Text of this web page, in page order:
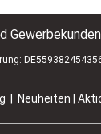
| Neuheiten |